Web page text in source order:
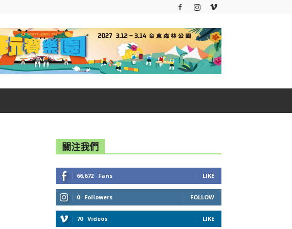
關注我們
66,672 Fans LIKE
0 Followers FOLLOW
70 Videos LIKE